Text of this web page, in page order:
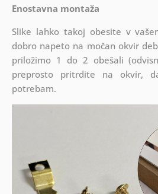
Enostavna montaža
Slike lahko takoj obesite v
dobro napeto na močan okvir
priložimo 1 do 2 obešali
preprosto pritrdite na okvir,
potrebam.